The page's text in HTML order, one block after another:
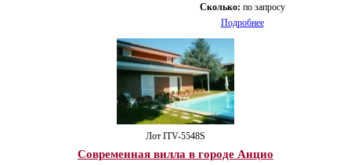
Сколько: по запросу
Подробнее
Лот ITV-5548S
Современная вилла в городе Анцио